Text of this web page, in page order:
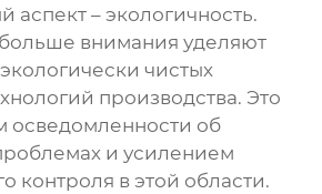
– экологичность.
внимания уделяют
чистых
производства. Это
осведомленности об
и усилением
контроля в этой области.